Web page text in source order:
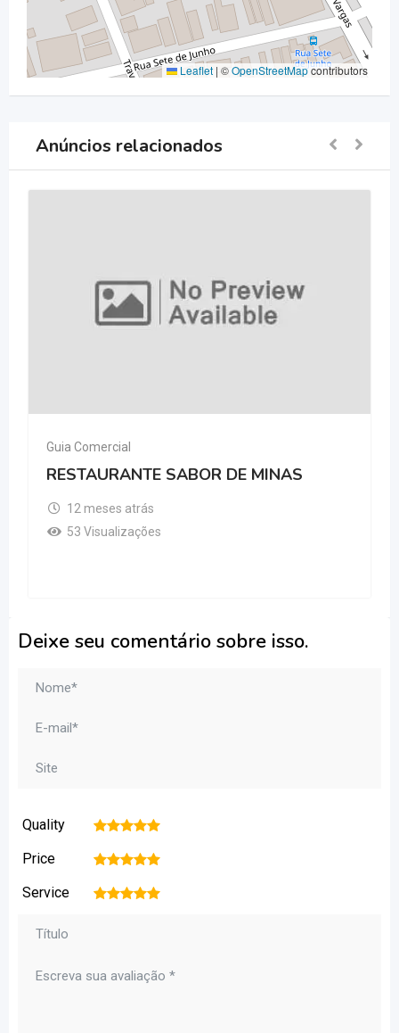
Leaflet | ©OpenStreetMapcontributors
Anúncios relacionados
Guia Comercial
RESTAURANTE SABOR DE MINAS
12 meses atrás
53 Visualizações
Deixe seu comentário sobre isso.
Quality 5
4
3
2
Price 5
4
3
2
Service 5
4
3
2